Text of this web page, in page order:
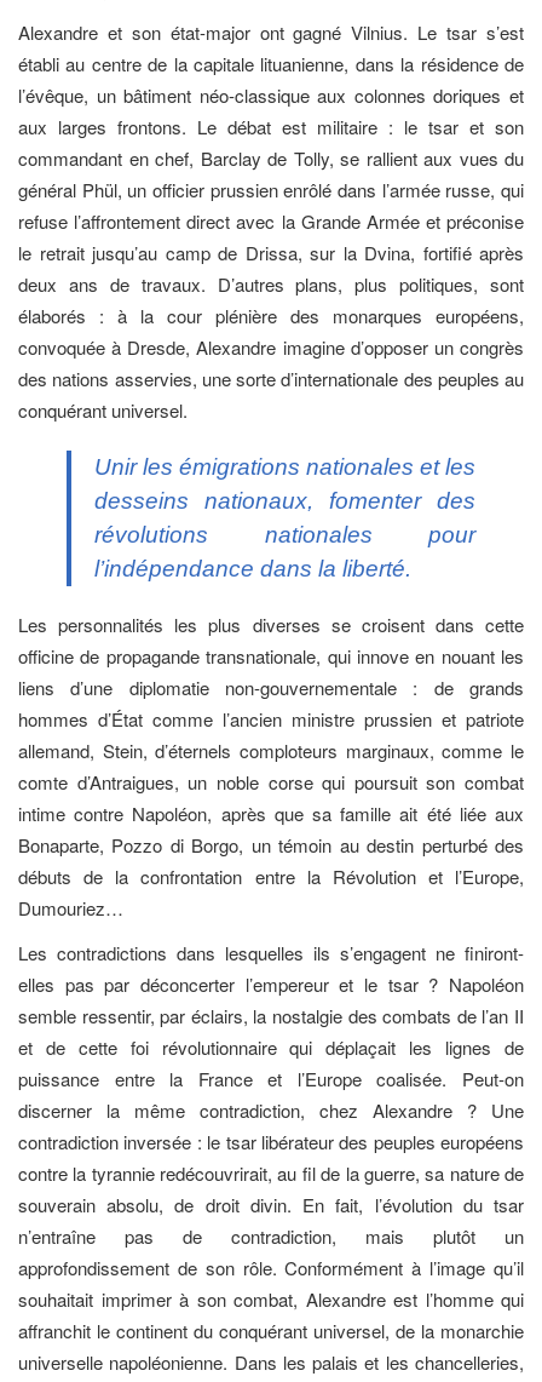
Alexandre et son état-major ont gagné Vilnius. Le tsar s’est
établi au centre de la capitale lituanienne, dans la résidence de
l’évêque, un bâtiment néo-classique aux colonnes doriques et
aux larges frontons. Le débat est militaire : le tsar et son
commandant en chef, Barclay de Tolly, se rallient aux vues du
général Phül, un officier prussien enrôlé dans l’armée russe, qui
refuse l’affrontement direct avec la Grande Armée et préconise
le retrait jusqu’au camp de Drissa, sur la Dvina, fortifié après
deux ans de travaux. D’autres plans, plus politiques, sont
élaborés : à la cour plénière des monarques européens,
convoquée à Dresde, Alexandre imagine d’opposer un congrès
des nations asservies, une sorte d’internationale des peuples au
conquérant universel.
Unir les émigrations nationales et les
desseins nationaux, fomenter des
révolutions nationales pour
l’indépendance dans la liberté.
Les personnalités les plus diverses se croisent dans cette
officine de propagande transnationale, qui innove en nouant les
liens d’une diplomatie non-gouvernementale : de grands
hommes d’État comme l’ancien ministre prussien et patriote
allemand, Stein, d’éternels comploteurs marginaux, comme le
comte d’Antraigues, un noble corse qui poursuit son combat
intime contre Napoléon, après que sa famille ait été liée aux
Bonaparte, Pozzo di Borgo, un témoin au destin perturbé des
débuts de la confrontation entre la Révolution et l’Europe,
Dumouriez…
Les contradictions dans lesquelles ils s’engagent ne finiront-
elles pas par déconcerter l’empereur et le tsar ? Napoléon
semble ressentir, par éclairs, la nostalgie des combats de l’an II
et de cette foi révolutionnaire qui déplaçait les lignes de
puissance entre la France et l’Europe coalisée. Peut-on
discerner la même contradiction, chez Alexandre ? Une
contradiction inversée : le tsar libérateur des peuples européens
contre la tyrannie redécouvrirait, au fil de la guerre, sa nature de
souverain absolu, de droit divin. En fait, l’évolution du tsar
n’entraîne pas de contradiction, mais plutôt un
approfondissement de son rôle. Conformément à l’image qu’il
souhaitait imprimer à son combat, Alexandre est l’homme qui
affranchit le continent du conquérant universel, de la monarchie
universelle napoléonienne. Dans les palais et les chancelleries,